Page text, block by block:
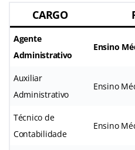
CARGO
Agente
Administrativo
Ensino
Auxiliar
Administrativo
Ensino
Técnico de
Contabilidade
Ensino